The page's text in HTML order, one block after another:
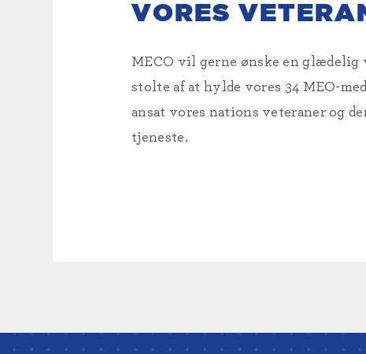
VORES
MECO vil gerne ønske en glædelig
stolte af at hylde vores 34 MEO-
ansat vores nations veteraner og
tjeneste.